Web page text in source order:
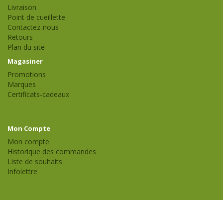
Livraison
Point de cueillette
Contactez-nous
Retours
Plan du site
Magasiner
Promotions
Marques
Certificats-cadeaux
Mon Compte
Mon compte
Historique des commandes
Liste de souhaits
Infolettre